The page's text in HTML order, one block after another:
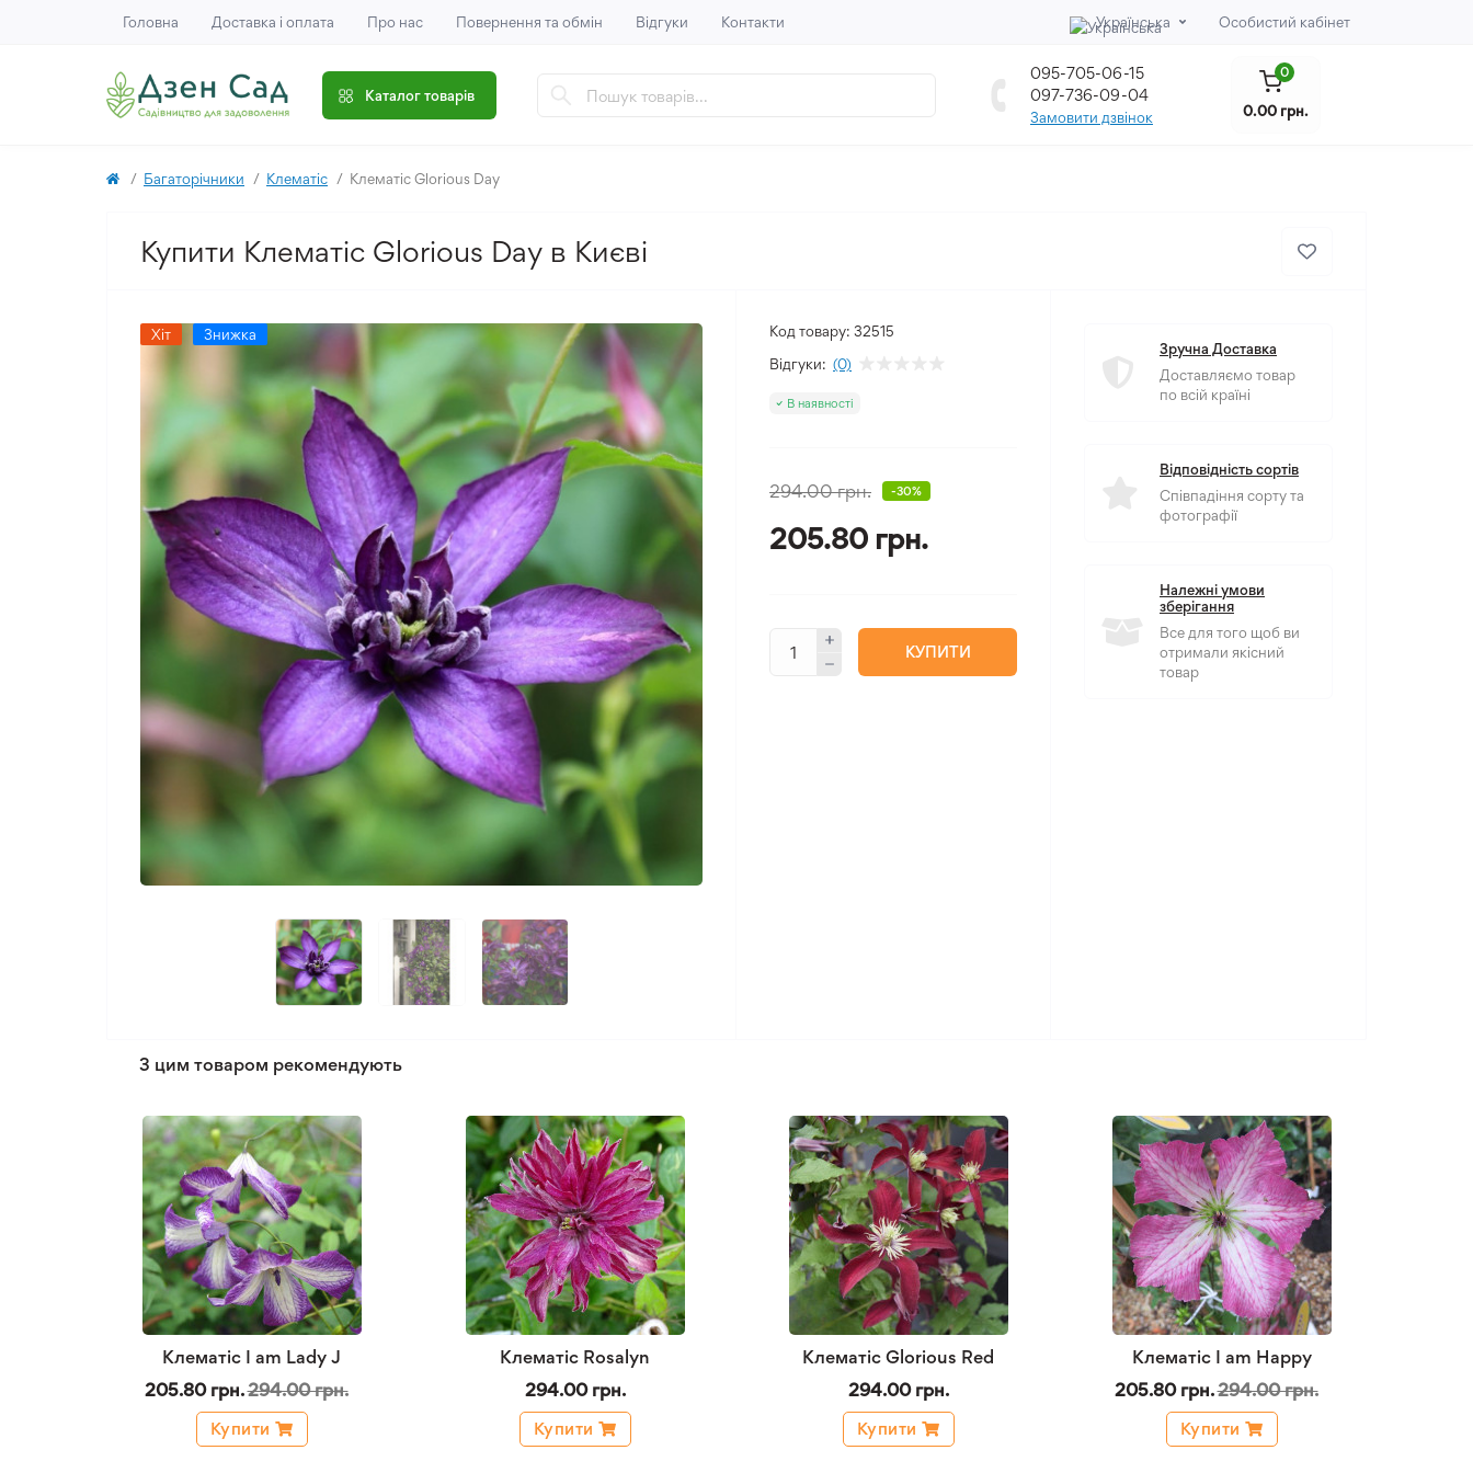
Головна Доставка і оплата Про нас Повернення та обмін Відгуки Контакти Українська Особистий кабінет
Каталог товарів
095-705-06-15
097-736-09-04
Замовити дзвінок
0
0.00 грн.
Багаторічники Клематіс Клематіс Glorious Day
Купити Клематіс Glorious Day в Києві
Хіт Знижка Код товару: 32515
Відгуки: (0)
В наявності
294.00 грн. -30%
205.80 грн.
КУПИТИ
Зручна Доставка
Доставляємо товар
по всій країні
Відповідність сортів
Співпадіння сорту та
фотографії
Належні умови
зберігання
Все для того щоб ви
отримали якісний
товар
З цим товаром рекомендують
Клематіс I am Lady J
205.80 грн. 294.00 грн.
Купити
Клематіс Rosalyn
294.00 грн.
Купити
Клематіс Glorious Red
294.00 грн.
Купити
Клематіс I am Happy
205.80 грн. 294.00 грн.
Купити